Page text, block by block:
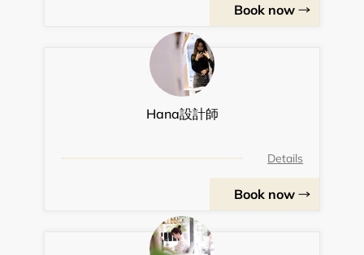
Book now
Hana設計師
Details
Book now